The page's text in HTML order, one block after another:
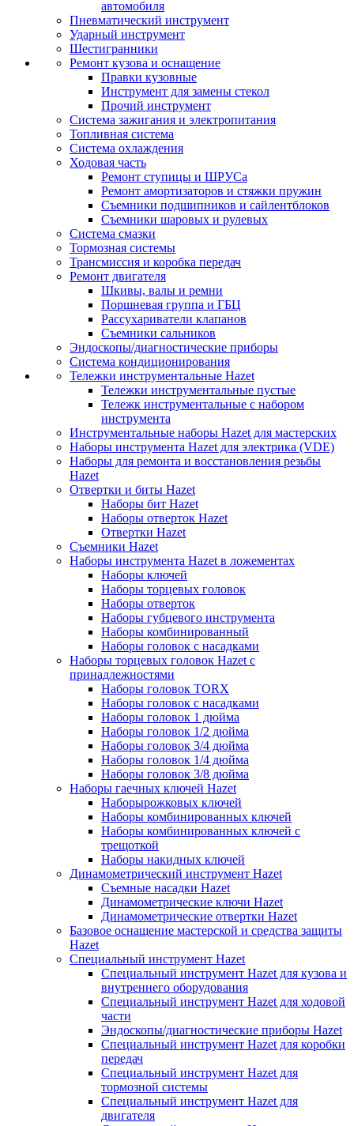
автомобиля
Пневматический инструмент
Ударный инструмент
Шестигранники
Ремонт кузова и оснащение
Правки кузовные
Инструмент для замены стекол
Прочий инструмент
Система зажигания и электропитания
Топливная система
Система охлаждения
Ходовая часть
Ремонт ступицы и ШРУСа
Ремонт амортизаторов и стяжки пружин
Съемники подшипников и сайлентблоков
Съемники шаровых и рулевых
Система смазки
Тормозная системы
Трансмиссия и коробка передач
Ремонт двигателя
Шкивы, валы и ремни
Поршневая группа и ГБЦ
Рассухариватели клапанов
Съемники сальников
Эндоскопы/диагностические приборы
Система кондиционирования
Тележки инструментальные Hazet
Тележки инструментальные пустые
Тележк инструментальные с набором
инструмента
Инструментальные наборы Hazet для мастерских
Наборы инструмента Hazet для электрика (VDE)
Наборы для ремонта и восстановления резьбы
Hazet
Отвертки и биты Hazet
Наборы бит Hazet
Наборы отверток Hazet
Отвертки Hazet
Съемники Hazet
Наборы инструмента Hazet в ложементах
Наборы ключей
Наборы торцевых головок
Наборы отверток
Наборы губцевого инструмента
Наборы комбинированный
Наборы головок с насадками
Наборы торцевых головок Hazet с
принадлежностями
Наборы головок TORX
Наборы головок с насадками
Наборы головок 1 дюйма
Наборы головок 1/2 дюйма
Наборы головок 3/4 дюйма
Наборы головок 1/4 дюйма
Наборы головок 3/8 дюйма
Наборы гаечных ключей Hazet
Наборырожковых ключей
Наборы комбинированных ключей
Наборы комбинированных ключей с
трещоткой
Наборы накидных ключей
Динамометрический инструмент Hazet
Съемные насадки Hazet
Динамометрические ключи Hazet
Динамометрические отвертки Hazet
Базовое оснащение мастерской и средства защиты
Hazet
Специальный инструмент Hazet
Специальный инструмент Hazet для кузова и
внутреннего оборудования
Специальный инструмент Hazet для ходовой
части
Эндоскопы/диагностические приборы Hazet
Специальный инструмент Hazet для коробки
передач
Специальный инструмент Hazet для
тормозной системы
Специальный инструмент Hazet для
двигателя